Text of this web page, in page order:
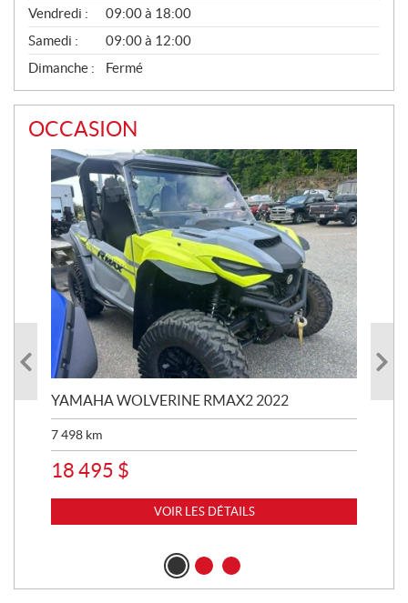
Vendredi :
09:00 à 18:00
Samedi :
09:00 à 12:00
Dimanche :
Fermé
OCCASION
YAMAHA WOLVERINE RMAX2 2022
7 498 km
18 495 $
VOIR LES DÉTAILS